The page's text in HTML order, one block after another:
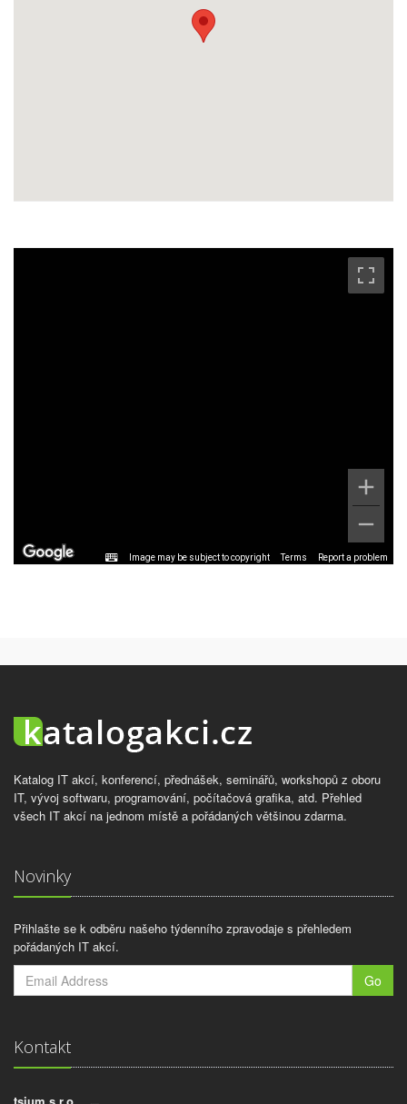
Image may be subject to copyright Terms Report a problem
Katalog IT akcí, konferencí, přednášek, seminářů, workshopů z oboru
IT, vývoj softwaru, programování, počítačová grafika, atd. Přehled
všech IT akcí na jednom místě a pořádaných většinou zdarma.
Novinky
Přihlašte se k odběru našeho týdenního zpravodaje s přehledem
pořádaných IT akcí.
Go
Kontakt